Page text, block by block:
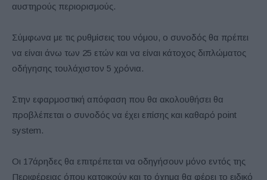
αυστηρούς περιορισμούς.
Σύμφωνα με τις ρυθμίσεις του νόμου, ο συνοδός θα πρέπει
να είναι άνω των 25 ετών και να είναι κάτοχος διπλώματος
οδήγησης τουλάχιστον 5 χρόνια.
Στην εφαρμοστική απόφαση που θα ακολουθήσει θα
προβλέπεται ο συνοδός να έχει επίσης και καθαρό point
system.
Οι 17άρηδες θα επιτρέπεται να οδηγήσουν μόνο εντός της
Περιφέρειας όπου κατοικούν και το όχημα θα φέρει το ειδικό